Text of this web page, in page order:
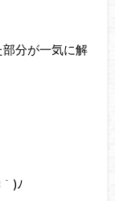
分が一気に解
)ﾉ